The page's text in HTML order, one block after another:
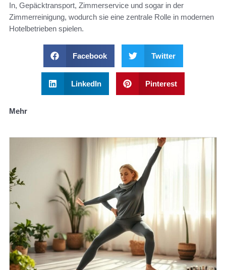
In, Gepäcktransport, Zimmerservice und sogar in der
Zimmerreinigung, wodurch sie eine zentrale Rolle in modernen
Hotelbetrieben spielen.
Facebook Twitter
LinkedIn Pinterest
Mehr